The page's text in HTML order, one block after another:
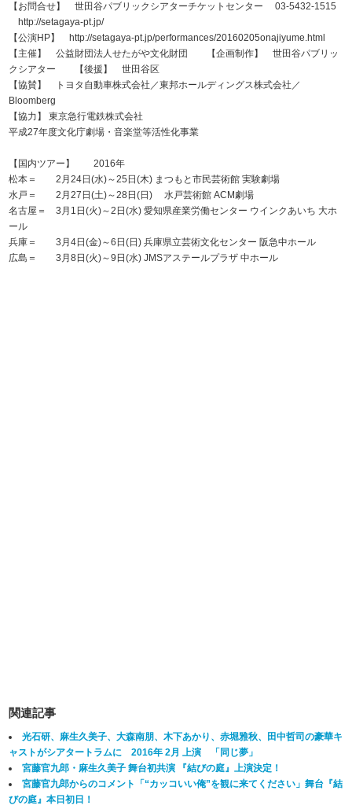
【お問合せ】 世田谷パブリックシアターチケットセンター 03-5432-1515
http://setagaya-pt.jp/
【公演HP】 http://setagaya-pt.jp/performances/20160205onajiyume.html
【主催】 公益財団法人せたがや文化財団 【企画制作】 世田谷パブリッ
クシアター 【後援】 世田谷区
【協賛】 トヨタ自動車株式会社／東邦ホールディングス株式会社／
Bloomberg
【協力】 東京急行電鉄株式会社
平成27年度文化庁劇場・音楽堂等活性化事業
【国内ツアー】 2016年
松本＝ 2月24日(水)～25日(木) まつもと市民芸術館 実験劇場
水戸＝ 2月27日(土)～28日(日) 水戸芸術館 ACM劇場
名古屋＝ 3月1日(火)～2日(水) 愛知県産業労働センター ウインクあいち 大ホ
ール
兵庫＝ 3月4日(金)～6日(日) 兵庫県立芸術文化センター 阪急中ホール
広島＝ 3月8日(火)～9日(水) JMSアステールプラザ 中ホール
関連記事
光石研、麻生久美子、大森南朋、木下あかり、赤堀雅秋、田中哲司の豪華キ
ャストがシアタートラムに 2016年 2月 上演 「同じ夢」
宮藤官九郎・麻生久美子 舞台初共演 『結びの庭』上演決定！
宮藤官九郎からのコメント「“カッコいい俺”を観に来てください」舞台『結
びの庭』本日初日！